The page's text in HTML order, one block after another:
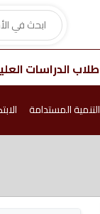
طلاب الدراسات
التنمية المستدامة